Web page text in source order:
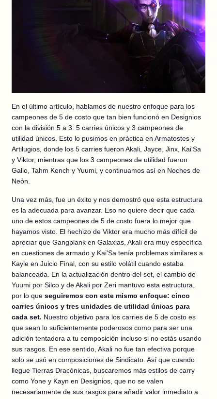
En el último artículo, hablamos de nuestro enfoque para los
campeones de 5 de costo que tan bien funcionó en Designios
con la división 5 a 3: 5 carries únicos y 3 campeones de
utilidad únicos. Esto lo pusimos en práctica en Armatostes y
Artilugios, donde los 5 carries fueron Akali, Jayce, Jinx, Kai'Sa
y Viktor, mientras que los 3 campeones de utilidad fueron
Galio, Tahm Kench y Yuumi, y continuamos así en Noches de
Neón.
Una vez más, fue un éxito y nos demostró que esta estructura
es la adecuada para avanzar. Eso no quiere decir que cada
uno de estos campeones de 5 de costo fuera lo mejor que
hayamos visto. El hechizo de Viktor era mucho más difícil de
apreciar que Gangplank en Galaxias, Akali era muy específica
en cuestiones de armado y Kai'Sa tenía problemas similares a
Kayle en Juicio Final, con su estilo volátil cuando estaba
balanceada. En la actualización dentro del set, el cambio de
Yuumi por Silco y de Akali por Zeri mantuvo esta estructura,
por lo que seguiremos con este mismo enfoque: cinco
carries únicos y tres unidades de utilidad únicas para
cada set. Nuestro objetivo para los carries de 5 de costo es
que sean lo suficientemente poderosos como para ser una
adición tentadora a tu composición incluso si no estás usando
sus rasgos. En ese sentido, Akali no fue tan efectiva porque
solo se usó en composiciones de Sindicato. Así que cuando
llegue Tierras Dracónicas, buscaremos más estilos de carry
como Yone y Kayn en Designios, que no se valen
necesariamente de sus rasgos para añadir valor inmediato a